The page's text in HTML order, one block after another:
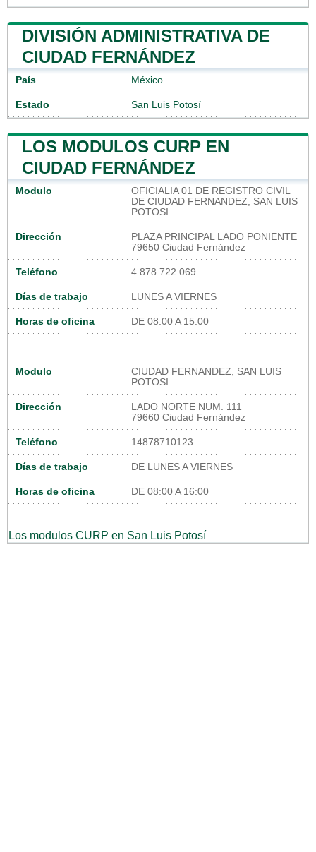
DIVISIÓN ADMINISTRATIVA DE
CIUDAD FERNÁNDEZ
País México
Estado San Luis Potosí
LOS MODULOS CURP EN
CIUDAD FERNÁNDEZ
Modulo
OFICIALIA 01 DE REGISTRO CIVIL
DE CIUDAD FERNANDEZ, SAN LUIS
POTOSI
Dirección
PLAZA PRINCIPAL LADO PONIENTE
79650 Ciudad Fernández
Teléfono 4 878 722 069
Días de trabajo LUNES A VIERNES
Horas de oficina DE 08:00 A 15:00
Modulo
CIUDAD FERNANDEZ, SAN LUIS
POTOSI
Dirección
LADO NORTE NUM. 111
79660 Ciudad Fernández
Teléfono 14878710123
Días de trabajo DE LUNES A VIERNES
Horas de oficina DE 08:00 A 16:00
Los modulos CURP en San Luis Potosí